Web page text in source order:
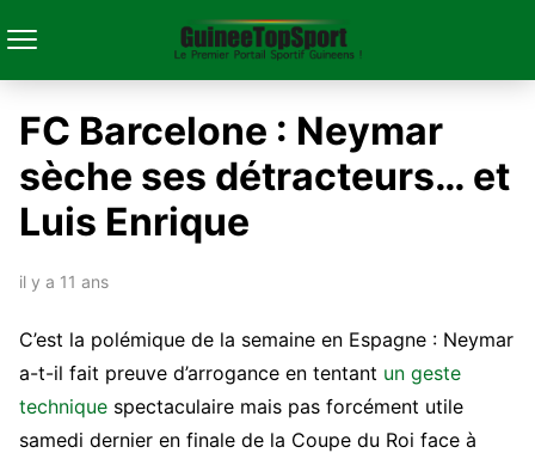
FC Barcelone : Neymar
sèche ses détracteurs… et
Luis Enrique
il y a 11 ans
C’est la polémique de la semaine en Espagne : Neymar
a-t-il fait preuve d’arrogance en tentant un geste
technique spectaculaire mais pas forcément utile
samedi dernier en finale de la Coupe du Roi face à